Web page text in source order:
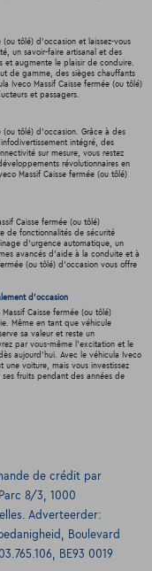
tôlé) d'occasion et laissez-vous
un savoir-faire artisanal et des
et augmente le plaisir de conduire.
de gamme, des sièges chauffants
Iveco Massif Caisse fermée (ou tôlé)
et passagers.
tôlé) d'occasion. Grâce à des
intégré, des
sur mesure, vous restez
révolutionnaires en
Massif Caisse fermée (ou tôlé)
Caisse fermée (ou tôlé)
de fonctionnalités de sécurité
d'urgence automatique, un
avancés d'aide à la conduite et à
(ou tôlé) d'occasion vous offre
d'occasion
Caisse fermée (ou tôlé)
Même en tant que véhicule
sa valeur et reste un
par vous-même l'excitation et le
aujourd'hui. Avec le véhicula Iveco
une voiture, mais vous investissez
fruits pendant des années de
de crédit par
8/3, 1000
Adverteerder:
Boulevard
BE93 0019